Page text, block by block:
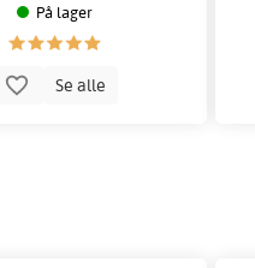
På lager
Se alle